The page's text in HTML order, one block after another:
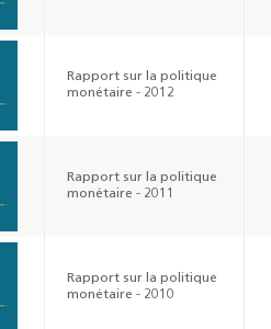
Rapport sur la politique
monétaire - 2012
Rapport sur la politique
monétaire - 2011
Rapport sur la politique
monétaire - 2010